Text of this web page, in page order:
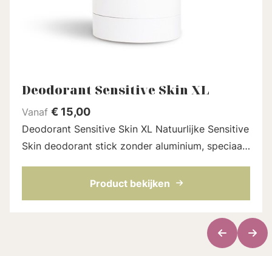
Deodorant Sensitive Skin XL
Vanaf € 15,00
Deodorant Sensitive Skin XL Natuurlijke Sensitive
Skin deodorant stick zonder aluminium, speciaal
natriumbicarbonaat en extra arrowroot om ...
Product bekijken